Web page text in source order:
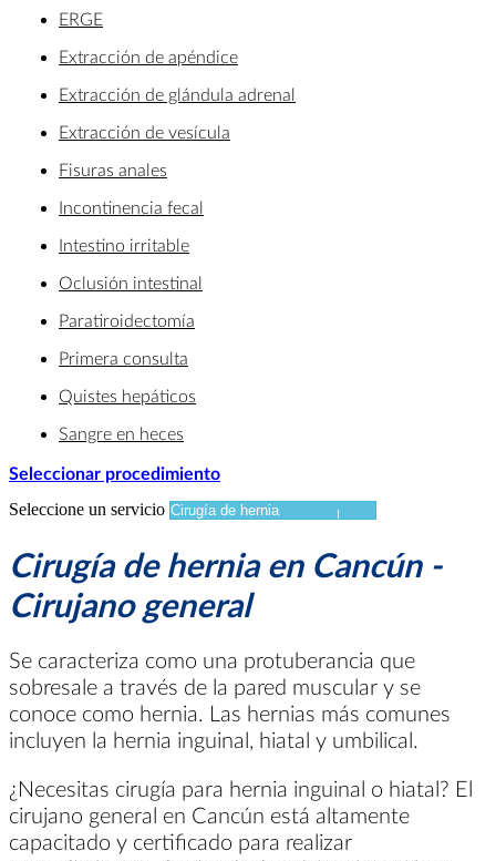
ERGE
Extracción de apéndice
Extracción de glándula adrenal
Extracción de vesícula
Fisuras anales
Incontinencia fecal
Intestino irritable
Oclusión intestinal
Paratiroidectomía
Primera consulta
Quistes hepáticos
Sangre en heces
Seleccionar procedimiento
Seleccione un servicio
Cirugía de hernia en Cancún -
Cirujano general
Se caracteriza como una protuberancia que
sobresale a través de la pared muscular y se
conoce como hernia. Las hernias más comunes
incluyen la hernia inguinal, hiatal y umbilical.
¿Necesitas cirugía para hernia inguinal o hiatal? El
cirujano general en Cancún está altamente
capacitado y certificado para realizar